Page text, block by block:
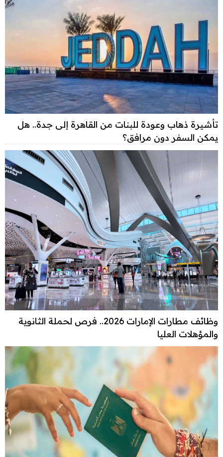
تأشيرة ذهاب وعودة للبنات من القاهرة إلى جدة.. هل
يمكن السفر دون مرافق؟
وظائف مطارات الإمارات 2026.. فرص لحملة الثانوية
والمؤهلات العليا